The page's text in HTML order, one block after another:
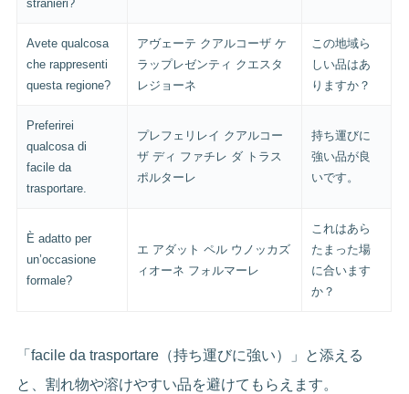
stranieri?
Avete qualcosa
che rappresenti
questa regione?
アヴェーテ クアルコーザ ケ
ラップレゼンティ クエスタ
レジョーネ
この地域ら
しい品はあ
りますか？
Preferirei
qualcosa di
facile da
trasportare.
プレフェリレイ クアルコー
ザ ディ ファチレ ダ トラス
ポルターレ
持ち運びに
強い品が良
いです。
È adatto per
un’occasione
formale?
エ アダット ペル ウノッカズ
ィオーネ フォルマーレ
これはあら
たまった場
に合います
か？
「facile da trasportare（持ち運びに強い）」と添える
と、割れ物や溶けやすい品を避けてもらえます。